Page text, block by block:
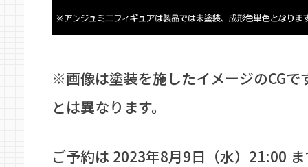
※画像は塗装を施したイメージのCGで
とは異なります。
ご予約は 2023年8月9日（水）21:00